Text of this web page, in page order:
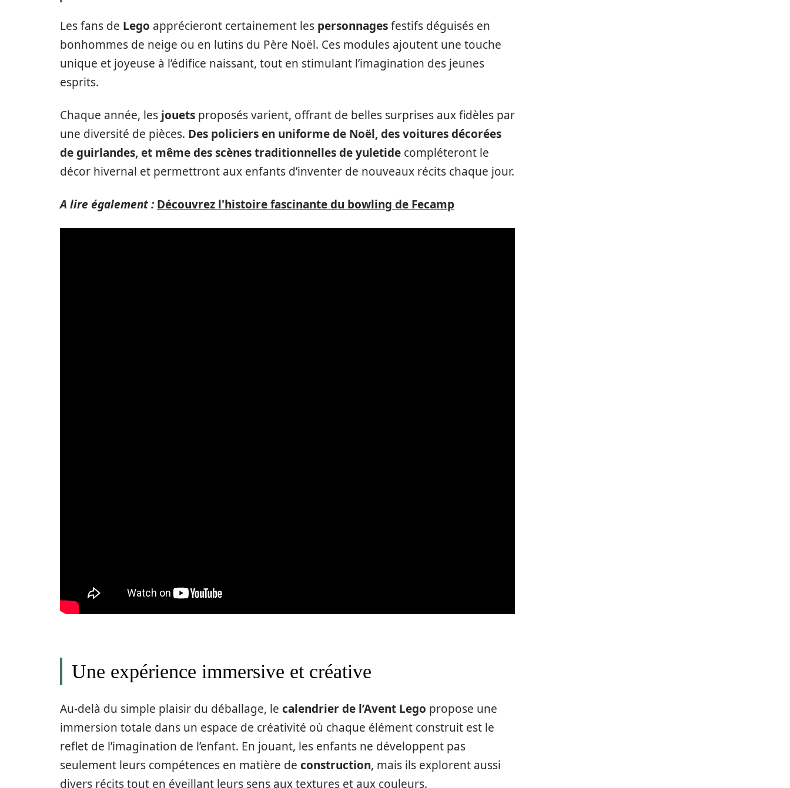
Les fans de Lego apprécieront certainement les personnagesfestifs déguisés en
bonhommes de neige ou en lutins du Père Noël. Ces modules ajoutent une touche
unique et joyeuse à l’édifice naissant, tout en stimulant l’imagination des jeunes
esprits.
Chaque année, les jouets proposés varient, offrant de belles surprises aux fidèles par
une diversité de pièces. Des policiers en uniforme de Noël, des voitures décorées
de guirlandes, et même des scènes traditionnelles de yuletide compléteront le
décor hivernal et permettront aux enfants d’inventer de nouveaux récits chaque jour.
A lire également : Découvrez l'histoire fascinante du bowling de Fecamp
Une expérience immersive et créative
Au-delà du simple plaisir du déballage, le calendrier de l’Avent Lego propose une
immersion totale dans un espace de créativité où chaque élément construit est le
reflet de l’imagination de l’enfant. En jouant, les enfants ne développent pas
seulement leurs compétences en matière de construction, mais ils explorent aussi
divers récits tout en éveillant leurs sens aux textures et aux couleurs.